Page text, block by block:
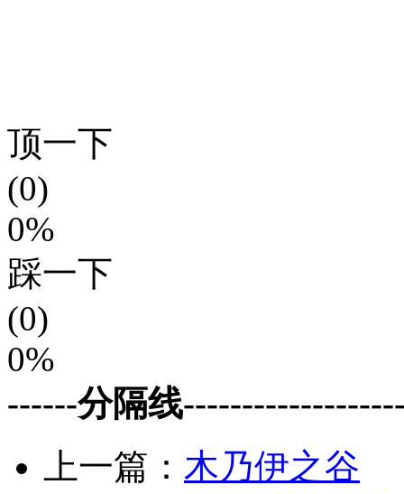
顶一下
(0)
0%
踩一下
(0)
0%
------分隔线
上一篇： 木乃伊之谷